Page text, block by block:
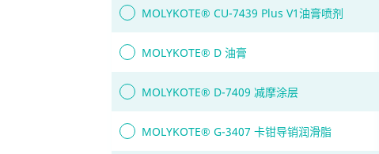
MOLYKOTE® CU-7439 Plus V1油膏喷剂
MOLYKOTE® D 油膏
MOLYKOTE® D-7409 减摩涂层
MOLYKOTE® G-3407 卡钳导销润滑脂